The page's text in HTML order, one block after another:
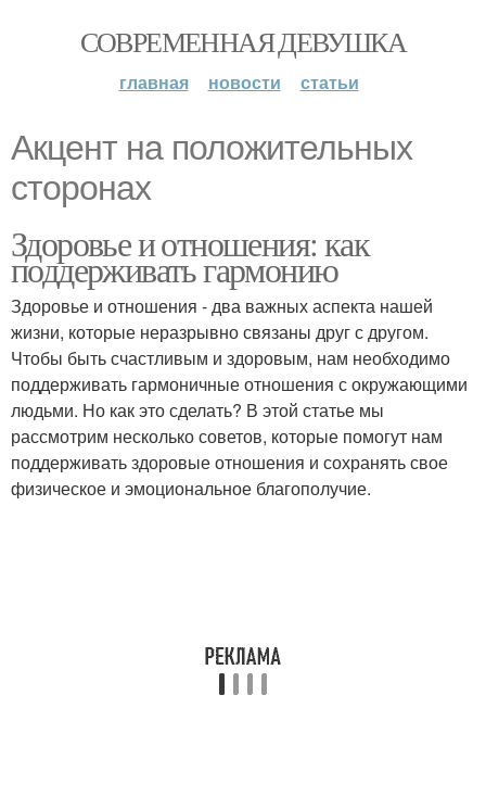
СОВРЕМЕННАЯ ДЕВУШКА
главная новости статьи
Акцент на положительных
сторонах
Здоровье и отношения: как
поддерживать гармонию
Здоровье и отношения - два важных аспекта нашей
жизни, которые неразрывно связаны друг с другом.
Чтобы быть счастливым и здоровым, нам необходимо
поддерживать гармоничные отношения с окружающими
людьми. Но как это сделать? В этой статье мы
рассмотрим несколько советов, которые помогут нам
поддерживать здоровые отношения и сохранять свое
физическое и эмоциональное благополучие.